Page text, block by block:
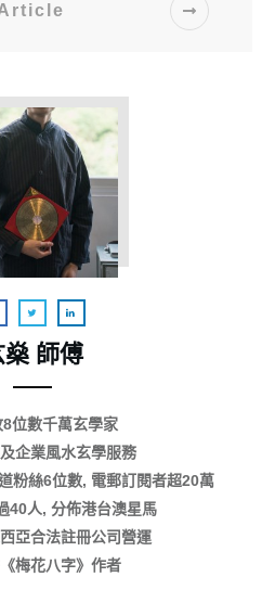
燊 師傅
位數千萬玄學家
企業風水玄學服務
粉絲6位數, 電郵訂閱者超20萬
40人, 分佈港台澳星馬
亞合法註冊公司營運
梅花八字》作者